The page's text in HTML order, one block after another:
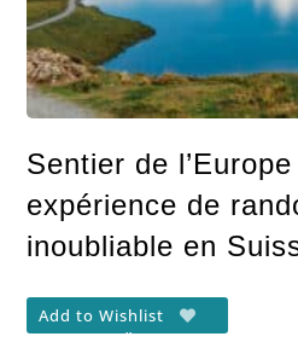
Sentier de
expérience de
inoubliable en
Add to Wishlist